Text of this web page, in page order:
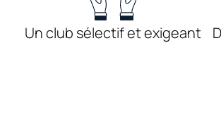
Un club sélectif et exigeant